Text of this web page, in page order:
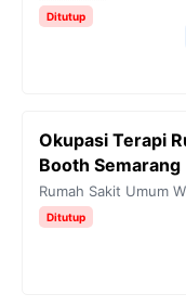
Ditutup
Okupasi Terapi
Booth Semarang
Rumah Sakit Umum
Ditutup